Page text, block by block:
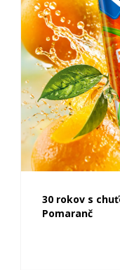
30 rokov s
Pomaranč